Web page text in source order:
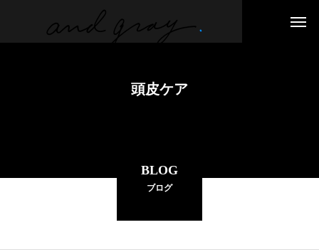
頭皮ケア
BLOG
ブログ